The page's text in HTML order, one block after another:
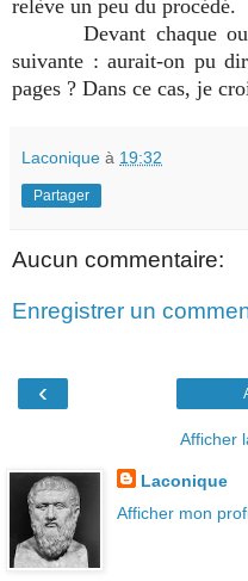
relève un peu du procédé.
Devant chaque
suivante : aurait-on pu
pages ? Dans ce cas, je
Laconique à 19:32
Partager
Aucun commentaire:
Enregistrer un
‹
Afficher
Laconique
Afficher mon